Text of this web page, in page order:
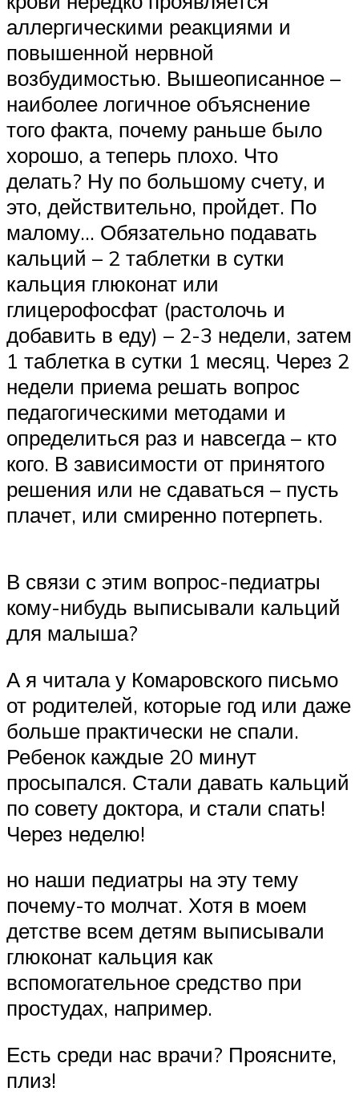
аллергическими реакциями и
повышенной нервной
возбудимостью. Вышеописанное –
наиболее логичное объяснение
того факта, почему раньше было
хорошо, а теперь плохо. Что
делать? Ну по большому счету, и
это, действительно, пройдет. По
малому… Обязательно подавать
кальций – 2 таблетки в сутки
кальция глюконат или
глицерофосфат (растолочь и
добавить в еду) – 2-3 недели, затем
1 таблетка в сутки 1 месяц. Через 2
недели приема решать вопрос
педагогическими методами и
определиться раз и навсегда – кто
кого. В зависимости от принятого
решения или не сдаваться – пусть
плачет, или смиренно потерпеть.
В связи с этим вопрос-педиатры
кому-нибудь выписывали кальций
для малыша?
А я читала у Комаровского письмо
от родителей, которые год или даже
больше практически не спали.
Ребенок каждые 20 минут
просыпался. Стали давать кальций
по совету доктора, и стали спать!
Через неделю!
но наши педиатры на эту тему
почему-то молчат. Хотя в моем
детстве всем детям выписывали
глюконат кальция как
вспомогательное средство при
простудах, например.
Есть среди нас врачи? Проясните,
плиз!